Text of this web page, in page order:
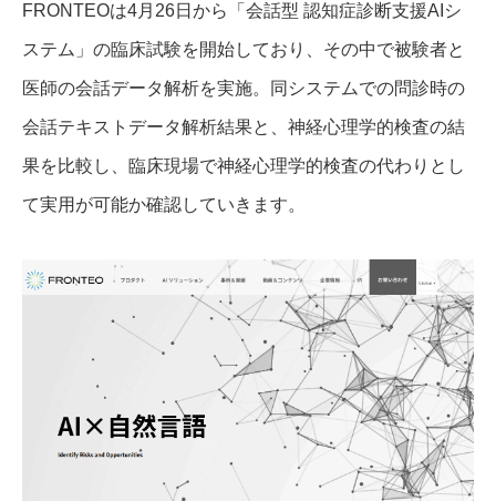
FRONTEOは4月26日から「会話型 認知症診断支援AIシ
ステム」の臨床試験を開始しており、その中で被験者と
医師の会話データ解析を実施。同システムでの問診時の
会話テキストデータ解析結果と、神経心理学的検査の結
果を比較し、臨床現場で神経心理学的検査の代わりとし
て実用が可能か確認していきます。